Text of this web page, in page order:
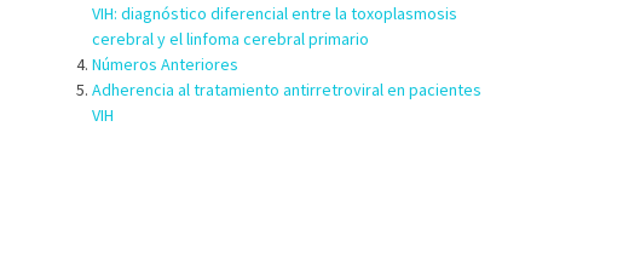
VIH: diagnóstico diferencial entre la toxoplasmosis
cerebral y el linfoma cerebral primario
Números Anteriores
Adherencia al tratamiento antirretroviral en pacientes
VIH